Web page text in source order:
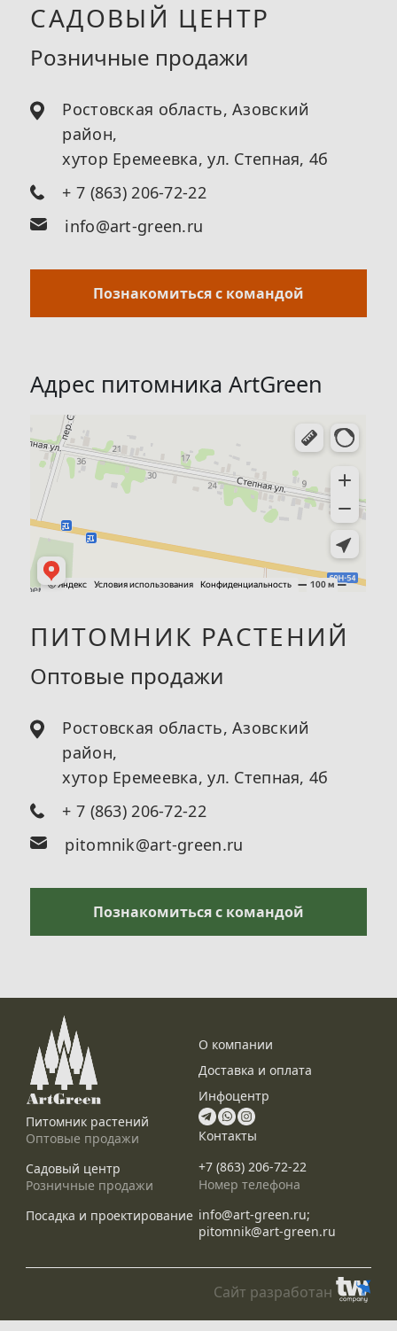
САДОВЫЙ ЦЕНТР
Розничные продажи
Ростовская область, Азовский
район,
хутор Еремеевка, ул. Степная, 4б
+ 7 (863) 206-72-22
info@art-green.ru
Познакомиться с командой
Адрес питомника ArtGreen
ПИТОМНИК РАСТЕНИЙ
Оптовые продажи
Ростовская область, Азовский
район,
хутор Еремеевка, ул. Степная, 4б
+ 7 (863) 206-72-22
pitomnik@art-green.ru
Познакомиться с командой
Питомник растений
Оптовые продажи
Садовый центр
Розничные продажи
Посадка и проектирование
О компании
Доставка и оплата
Инфоцентр
Контакты
+7 (863) 206-72-22
Номер телефона
info@art-green.ru;
pitomnik@art-green.ru
Сайт разработан